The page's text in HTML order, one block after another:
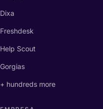
Dixa
Freshdesk
Help Scout
Gorgias
+ hundreds more